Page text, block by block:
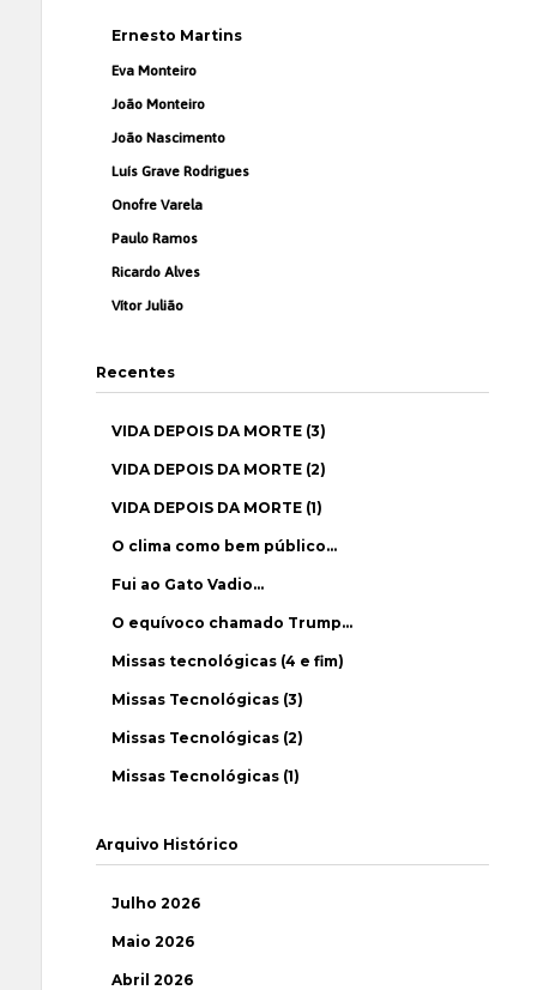
Ernesto Martins
Eva Monteiro
João Monteiro
João Nascimento
Luís Grave Rodrigues
Onofre Varela
Paulo Ramos
Ricardo Alves
Vítor Julião
Recentes
VIDA DEPOIS DA MORTE (3)
VIDA DEPOIS DA MORTE (2)
VIDA DEPOIS DA MORTE (1)
O clima como bem público…
Fui ao Gato Vadio…
O equívoco chamado Trump…
Missas tecnológicas (4 e fim)
Missas Tecnológicas (3)
Missas Tecnológicas (2)
Missas Tecnológicas (1)
Arquivo Histórico
Julho 2026
Maio 2026
Abril 2026